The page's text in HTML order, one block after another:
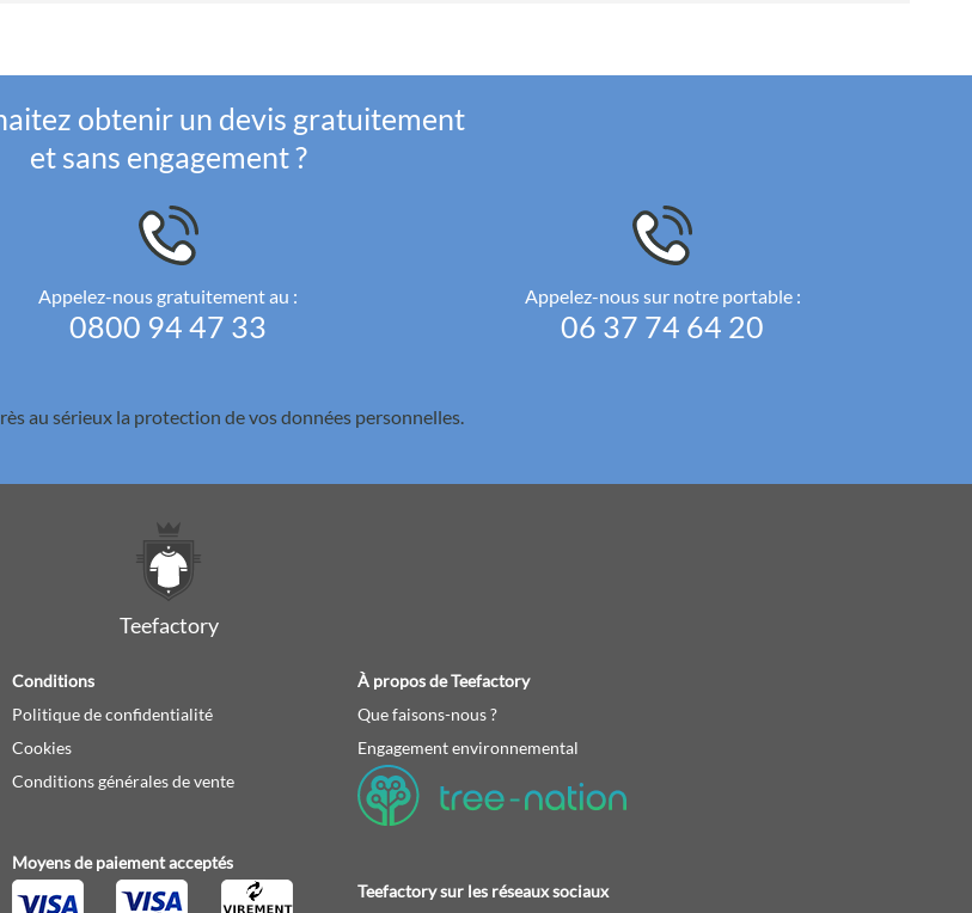
obtenir un devis gratuitement
et sans engagement ?
Appelez-nous gratuitement au :
0800 94 47 33
Appelez-nous sur notre portable :
06 37 74 64 20
au sérieux la protection de vos données personnelles.
Teefactory
Conditions
Politique de confidentialité
Cookies
Conditions générales de vente
Moyens de paiement acceptés
À propos de Teefactory
Que faisons-nous ?
Engagement environnemental
Teefactory sur les réseaux sociaux